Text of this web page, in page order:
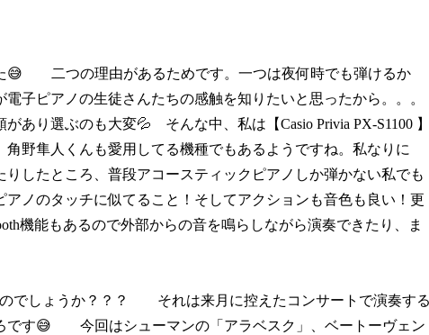
😅 二つの理由があるためです。一つは夜何時でも弾けるか
子ピアノの生徒さんたちの感触を知りたいと思ったから。。。
り選ぶのも大変💦 そんな中、私は【Casio Privia PX-S1100 】
野隼人くんも愛用してる機種でもあるようですね。私なりに
したところ、普段アコースティックピアノしか弾かない私でも
ノのタッチに似てること！そしてアクションも音色も良い！更
機能もあるので外部からの音を鳴らしながら演奏できたり、ま
のでしょうか？？？ それは来月に控えたコンサートで演奏する
です😅 今回はシューマンの「アラベスク」、ベートーヴェン